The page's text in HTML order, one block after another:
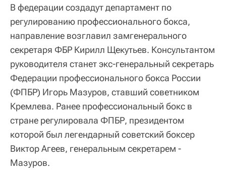
В федерации создадут департамент по
регулированию профессионального бокса,
направление возглавил замгенерального
секретаря ФБР Кирилл Щекутьев. Консультантом
руководителя станет экс-генеральный секретарь
Федерации профессионального бокса России
(ФПБР) Игорь Мазуров, ставший советником
Кремлева. Ранее профессиональный бокс в
стране регулировала ФПБР, президентом
которой был легендарный советский боксер
Виктор Агеев, генеральным секретарем -
Мазуров.